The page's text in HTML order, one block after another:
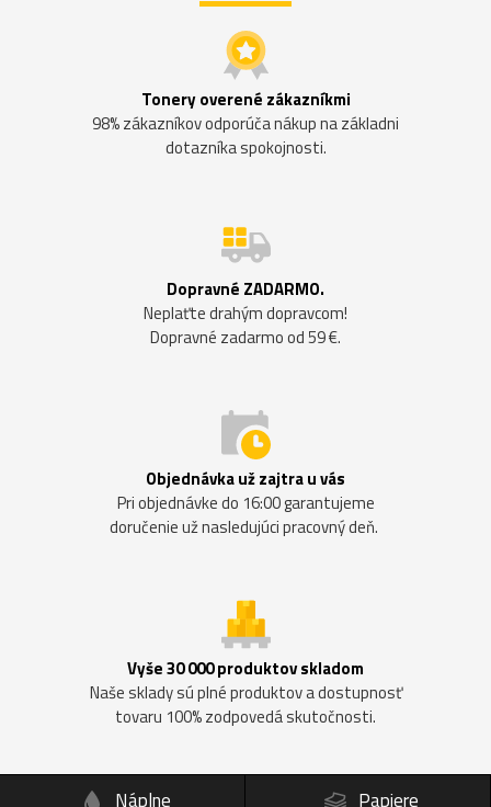
Tonery overené zákazníkmi
98% zákazníkov odporúča nákup na základni
dotazníka spokojnosti.
Dopravné ZADARMO.
Neplaťte drahým dopravcom!
Dopravné zadarmo od 59 €.
Objednávka už zajtra u vás
Pri objednávke do 16:00 garantujeme
doručenie už nasledujúci pracovný deň.
Vyše 30 000 produktov skladom
Naše sklady sú plné produktov a dostupnosť
tovaru 100% zodpovedá skutočnosti.
Náplne
Papiere